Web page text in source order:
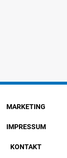
MARKETING
IMPRESSUM
KONTAKT